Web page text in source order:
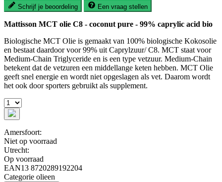
Schrijf je beoordeling Een vraag stellen
Mattisson MCT olie C8 - coconut pure - 99% caprylic acid bio
Biologische MCT Olie is gemaakt van 100% biologische Kokosolie
en bestaat daardoor voor 99% uit Caprylzuur/ C8. MCT staat voor
Medium-Chain Triglyceride en is een type vetzuur. Medium-Chain
betekent dat de vetzuren een middellange keten hebben. MCT Olie
geeft snel energie en wordt niet opgeslagen als vet. Daarom wordt
het ook door sporters gebruikt als supplement.
Amersfoort:
Niet op voorraad
Utrecht:
Op voorraad
EAN13 8720289192204
Categorie olieen